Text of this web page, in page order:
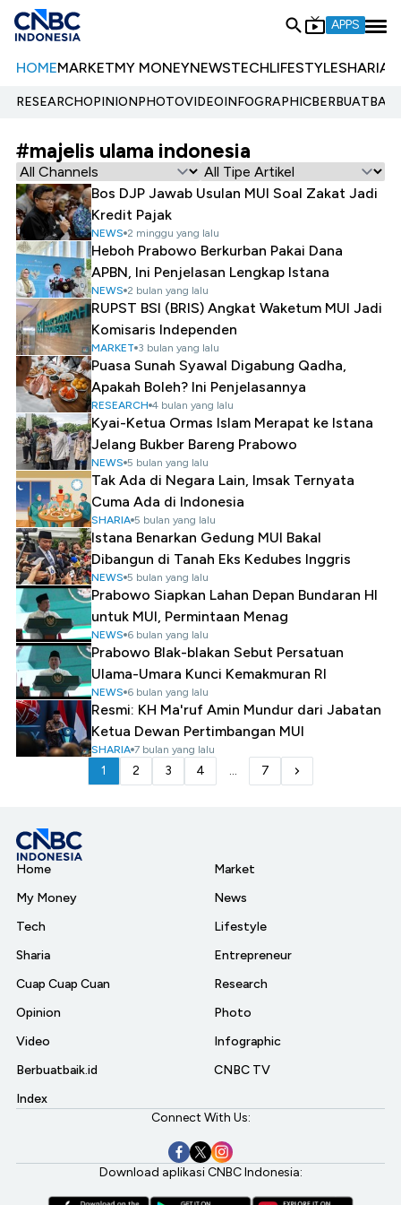
APPS
HOMEMARKETMY MONEYNEWSTECHLIFESTYLESHARIA
RESEARCHOPINIONPHOTOVIDEOINFOGRAPHIC
#majelis ulama indonesia
Bos DJP Jawab Usulan MUI Soal Zakat Jadi
Kredit Pajak
NEWS 2 minggu yang lalu
Heboh Prabowo Berkurban Pakai Dana
APBN, Ini Penjelasan Lengkap Istana
NEWS 2 bulan yang lalu
RUPST BSI (BRIS) Angkat Waketum MUI Jadi
Komisaris Independen
MARKET 3 bulan yang lalu
Puasa Sunah Syawal Digabung Qadha,
Apakah Boleh? Ini Penjelasannya
RESEARCH 4 bulan yang lalu
Kyai-Ketua Ormas Islam Merapat ke Istana
Jelang Bukber Bareng Prabowo
NEWS 5 bulan yang lalu
Tak Ada di Negara Lain, Imsak Ternyata
Cuma Ada di Indonesia
SHARIA 5 bulan yang lalu
Istana Benarkan Gedung MUI Bakal
Dibangun di Tanah Eks Kedubes Inggris
NEWS 5 bulan yang lalu
Prabowo Siapkan Lahan Depan Bundaran HI
untuk MUI, Permintaan Menag
NEWS 6 bulan yang lalu
Prabowo Blak-blakan Sebut Persatuan
Ulama-Umara Kunci Kemakmuran RI
NEWS 6 bulan yang lalu
Resmi: KH Ma'ruf Amin Mundur dari Jabatan
Ketua Dewan Pertimbangan MUI
SHARIA 7 bulan yang lalu
1 2 3 4 ... 7
Home
My Money
Tech
Sharia
Cuap Cuap Cuan
Opinion
Video
Berbuatbaik.id
Index
Market
News
Lifestyle
Entrepreneur
Research
Photo
Infographic
CNBC TV
Connect With Us:
Download aplikasi CNBC Indonesia: